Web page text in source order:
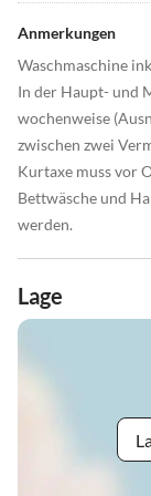
Anmerkungen
Waschmaschine
In der Haupt- und
wochenweise
zwischen zwei
Kurtaxe muss vor
Bettwäsche und
werden.
Lage